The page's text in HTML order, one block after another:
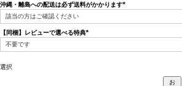
沖縄・離島への配送は必ず送料がかかります
【同梱】レビューで選べる特典
選択
お